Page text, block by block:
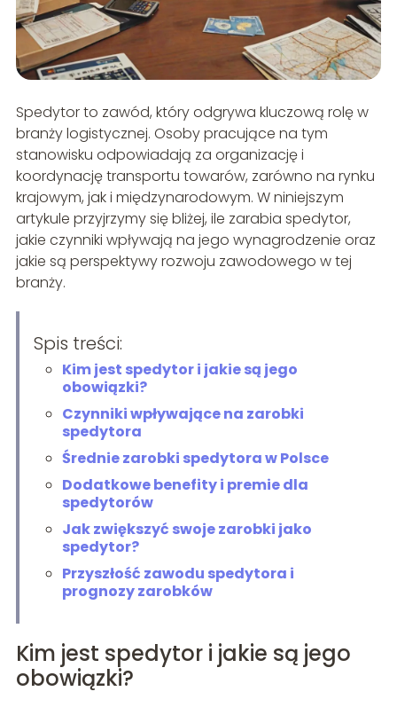
Spedytor to zawód, który odgrywa kluczową rolę w
branży logistycznej. Osoby pracujące na tym
stanowisku odpowiadają za organizację i
koordynację transportu towarów, zarówno na rynku
krajowym, jak i międzynarodowym. W niniejszym
artykule przyjrzymy się bliżej, ile zarabia spedytor,
jakie czynniki wpływają na jego wynagrodzenie oraz
jakie są perspektywy rozwoju zawodowego w tej
branży.
Spis treści:
Kim jest spedytor i jakie są jego
obowiązki?
Czynniki wpływające na zarobki
spedytora
Średnie zarobki spedytora w Polsce
Dodatkowe benefity i premie dla
spedytorów
Jak zwiększyć swoje zarobki jako
spedytor?
Przyszłość zawodu spedytora i
prognozy zarobków
Kim jest spedytor i jakie są jego
obowiązki?